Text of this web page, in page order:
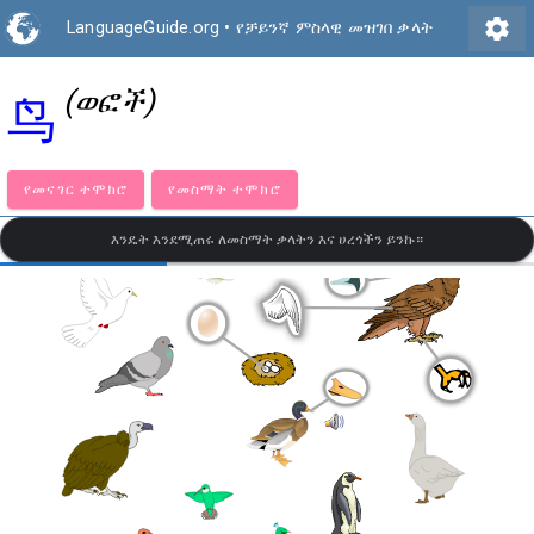
LanguageGuide.org • የቻይንኛ ምስላዊ መዝገበ ቃላት settings
鸟 (ወፎች)
የመናገር ተሞክሮ የመስማት ተሞክሮ
እንዴት እንደሚጠሩ ለመስማት ቃላትን እና ሀረጎችን ይንኩ።